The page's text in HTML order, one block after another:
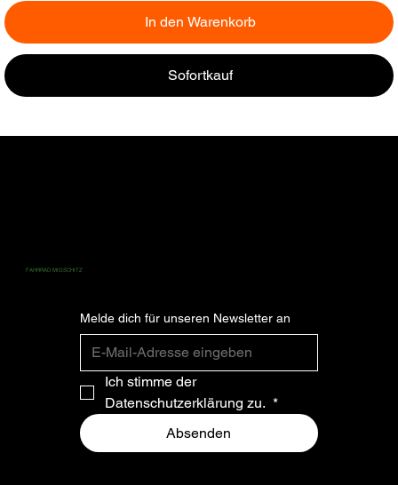
In den Warenkorb
Sofortkauf
FAHRRAD MIGSCHITZ
Melde dich für unseren Newsletter an
Ich stimme der
Datenschutzerklärung zu. *
Absenden